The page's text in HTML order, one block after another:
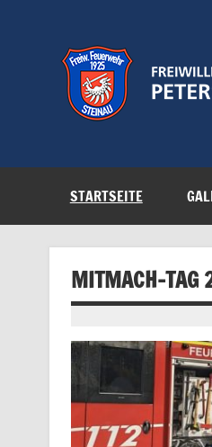
STARTSEITE
MITMACH-TAG